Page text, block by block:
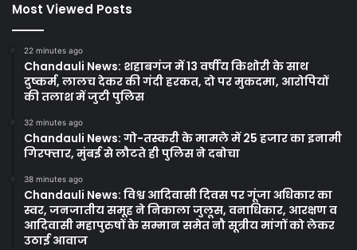
Most Viewed Posts
22 minutes ago
Chandauli News: शहाबगंज में 13 वर्षीय किशोरी के साथ
दुष्कर्म, लालच देकर की गंदी हरकत, दो पर मुकदमा, आरोपियों
की तलाश में जुटी पुलिस
32 minutes ago
Chandauli News: गो-तस्करी के मामले में 25 हजार का इनामी
गिरफ्तार, मुंबई से लौटते ही पुलिस ने दबोचा
38 minutes ago
Chandauli News: विश्व आदिवासी दिवस पर गूंजा अधिकार का
स्वर, जनजातीय समूह ने निकाला जुलूस, वनाधिकार, आरक्षण व
आदिवासी महापुरुषों के सम्मान समेत नौ सूत्रीय मांगों को लेकर
उठाई आवाज